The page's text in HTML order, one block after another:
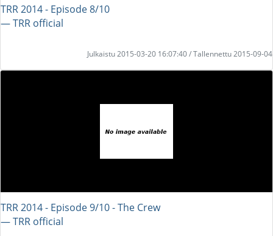
TRR 2014 - Episode 8/10
― TRR official
Julkaistu 2015-03-20 16:07:40 / Tallennettu 2015-09-04
TRR 2014 - Episode 9/10 - The Crew
― TRR official